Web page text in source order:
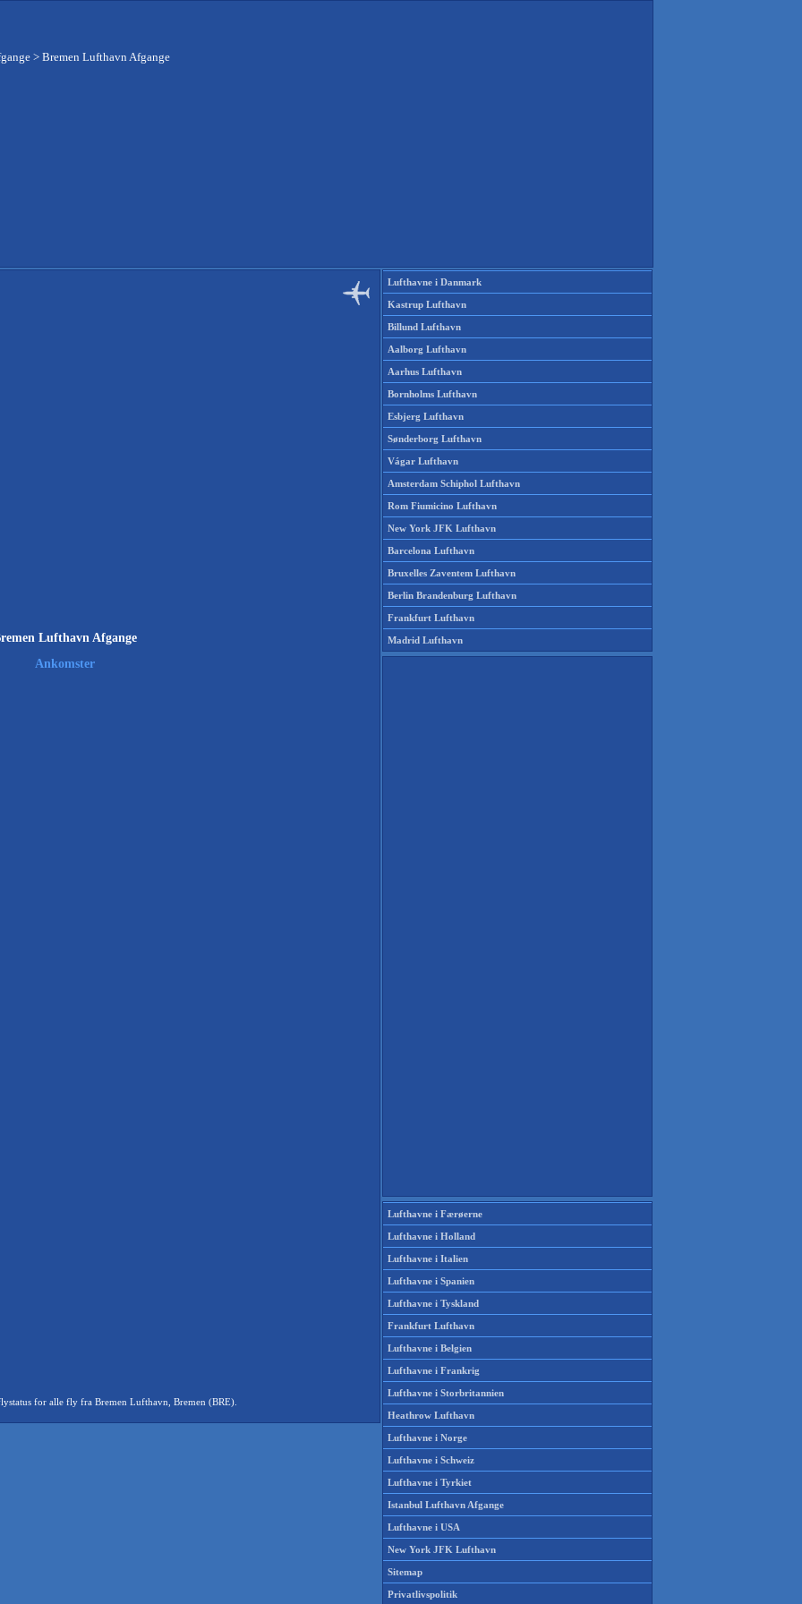
> Bremen Lufthavn Afgange
Lufthavn Afgange
Ankomster
for alle fly fra Bremen Lufthavn, Bremen (BRE).
Lufthavne i Danmark
Kastrup Lufthavn
Billund Lufthavn
Aalborg Lufthavn
Aarhus Lufthavn
Bornholms Lufthavn
Esbjerg Lufthavn
Sønderborg Lufthavn
Vágar Lufthavn
Amsterdam Schiphol Lufthavn
Rom Fiumicino Lufthavn
New York JFK Lufthavn
Barcelona Lufthavn
Bruxelles Zaventem Lufthavn
Berlin Brandenburg Lufthavn
Frankfurt Lufthavn
Madrid Lufthavn
Lufthavne i Færøerne
Lufthavne i Holland
Lufthavne i Italien
Lufthavne i Spanien
Lufthavne i Tyskland
Frankfurt Lufthavn
Lufthavne i Belgien
Lufthavne i Frankrig
Lufthavne i Storbritannien
Heathrow Lufthavn
Lufthavne i Norge
Lufthavne i Schweiz
Lufthavne i Tyrkiet
Istanbul Lufthavn Afgange
Lufthavne i USA
New York JFK Lufthavn
Sitemap
Privatlivspolitik